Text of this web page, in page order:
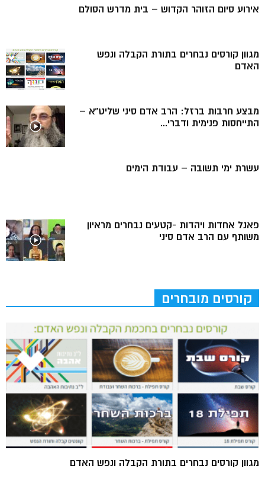
אירוע סיום הזוהר הקדוש – בית מדרש הסולם
מגוון קורסים נבחרים בתורת הקבלה ונפש
האדם
מבצע חרבות ברזל: הרב אדם סיני שליט”א –
התייחסות פנימית ודברי...
עשרת ימי תשובה – עבודת הימים
פאנל אחדות ויהדות -קטעים נבחרים מראיון
משותף עם הרב אדם סיני
קורסים מובחרים
מגוון קורסים נבחרים בתורת הקבלה ונפש האדם